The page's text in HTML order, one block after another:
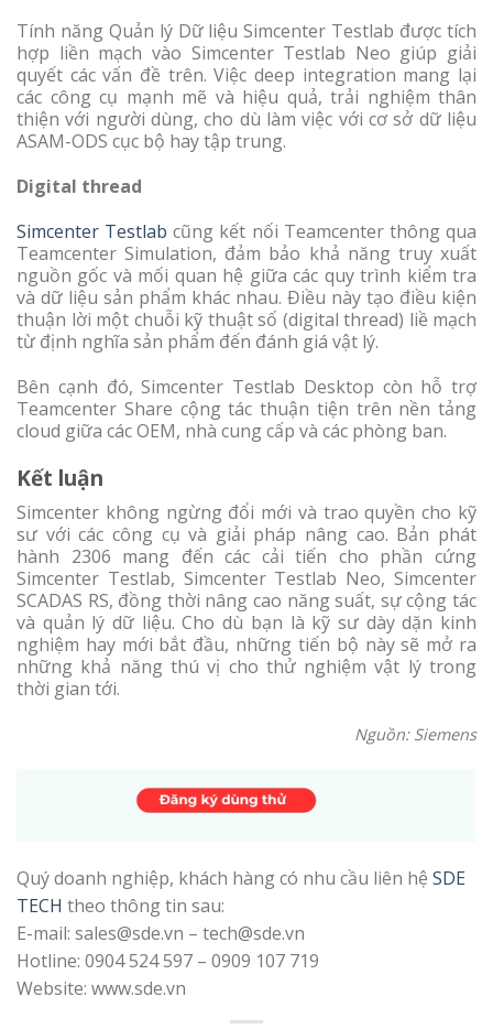
Tính năng Quản lý Dữ liệu Simcenter Testlab được tích
hợp liền mạch vào Simcenter Testlab Neo giúp giải
quyết các vấn đề trên. Việc deep integration mang lại
các công cụ mạnh mẽ và hiệu quả, trải nghiệm thân
thiện với người dùng, cho dù làm việc với cơ sở dữ liệu
ASAM-ODS cục bộ hay tập trung.
Digital thread
Simcenter Testlab cũng kết nối Teamcenter thông qua
Teamcenter Simulation, đảm bảo khả năng truy xuất
nguồn gốc và mối quan hệ giữa các quy trình kiểm tra
và dữ liệu sản phẩm khác nhau. Điều này tạo điều kiện
thuận lời một chuỗi kỹ thuật số (digital thread) liề mạch
từ định nghĩa sản phẩm đến đánh giá vật lý.
Bên cạnh đó, Simcenter Testlab Desktop còn hỗ trợ
Teamcenter Share cộng tác thuận tiện trên nền tảng
cloud giữa các OEM, nhà cung cấp và các phòng ban.
Kết luận
Simcenter không ngừng đổi mới và trao quyền cho kỹ
sư với các công cụ và giải pháp nâng cao. Bản phát
hành 2306 mang đến các cải tiến cho phần cứng
Simcenter Testlab, Simcenter Testlab Neo, Simcenter
SCADAS RS, đồng thời nâng cao năng suất, sự cộng tác
và quản lý dữ liệu. Cho dù bạn là kỹ sư dày dặn kinh
nghiệm hay mới bắt đầu, những tiến bộ này sẽ mở ra
những khả năng thú vị cho thử nghiệm vật lý trong
thời gian tới.
Nguồn: Siemens
Quý doanh nghiệp, khách hàng có nhu cầu liên hệ SDE
TECH theo thông tin sau:
E-mail: sales@sde.vn – tech@sde.vn
Hotline: 0904 524 597 – 0909 107 719
Website: www.sde.vn